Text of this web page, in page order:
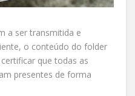
a ser transmitida e
o conteúdo do folder
que todas as
presentes de forma